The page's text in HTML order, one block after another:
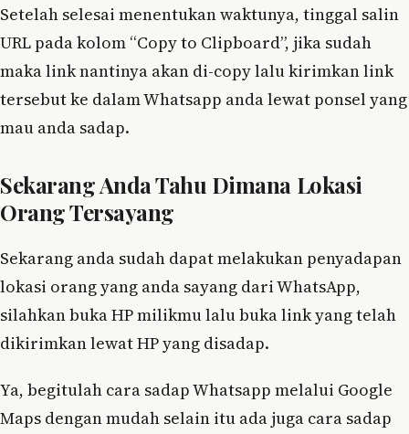
Setelah selesai menentukan waktunya, tinggal salin
URL pada kolom “Copy to Clipboard”, jika sudah
maka link nantinya akan di-copy lalu kirimkan link
tersebut ke dalam Whatsapp anda lewat ponsel yang
mau anda sadap.
Sekarang Anda Tahu Dimana Lokasi
Orang Tersayang
Sekarang anda sudah dapat melakukan penyadapan
lokasi orang yang anda sayang dari WhatsApp,
silahkan buka HP milikmu lalu buka link yang telah
dikirimkan lewat HP yang disadap.
Ya, begitulah cara sadap Whatsapp melalui Google
Maps dengan mudah selain itu ada juga cara sadap